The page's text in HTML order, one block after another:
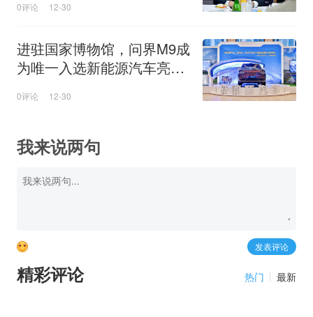
0评论 12-30
进驻国家博物馆，问界M9成
为唯一入选新能源汽车亮相
0评论 12-30
我来说两句
精彩评论 热门 最新